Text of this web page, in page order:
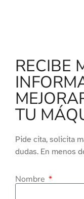
RECIBE
TU
Pide cita, solicita
dudas. En menos
Nombre